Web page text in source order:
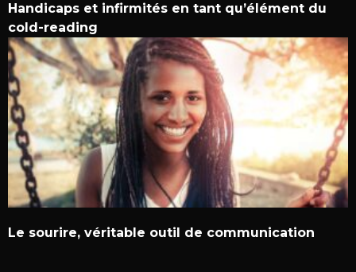
Handicaps et infirmités en tant qu’élément du
cold-reading
Le sourire, véritable outil de communication